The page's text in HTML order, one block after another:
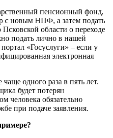
пенсионный фонд,
с новым НПФ, а затем подать
области о переходе
подать лично в нашей
«Госуслуги» – если у
электронная
одного раза в пять лет.
будет потерян
человека обязательно
при подаче заявления.